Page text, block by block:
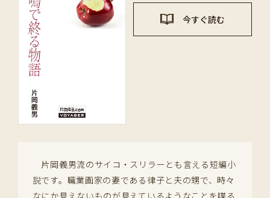
今すぐ読む
片岡義男流のサイコ・スリラーとも言える短編小
説です。職業画家の妻である律子と夫の甥で、時々